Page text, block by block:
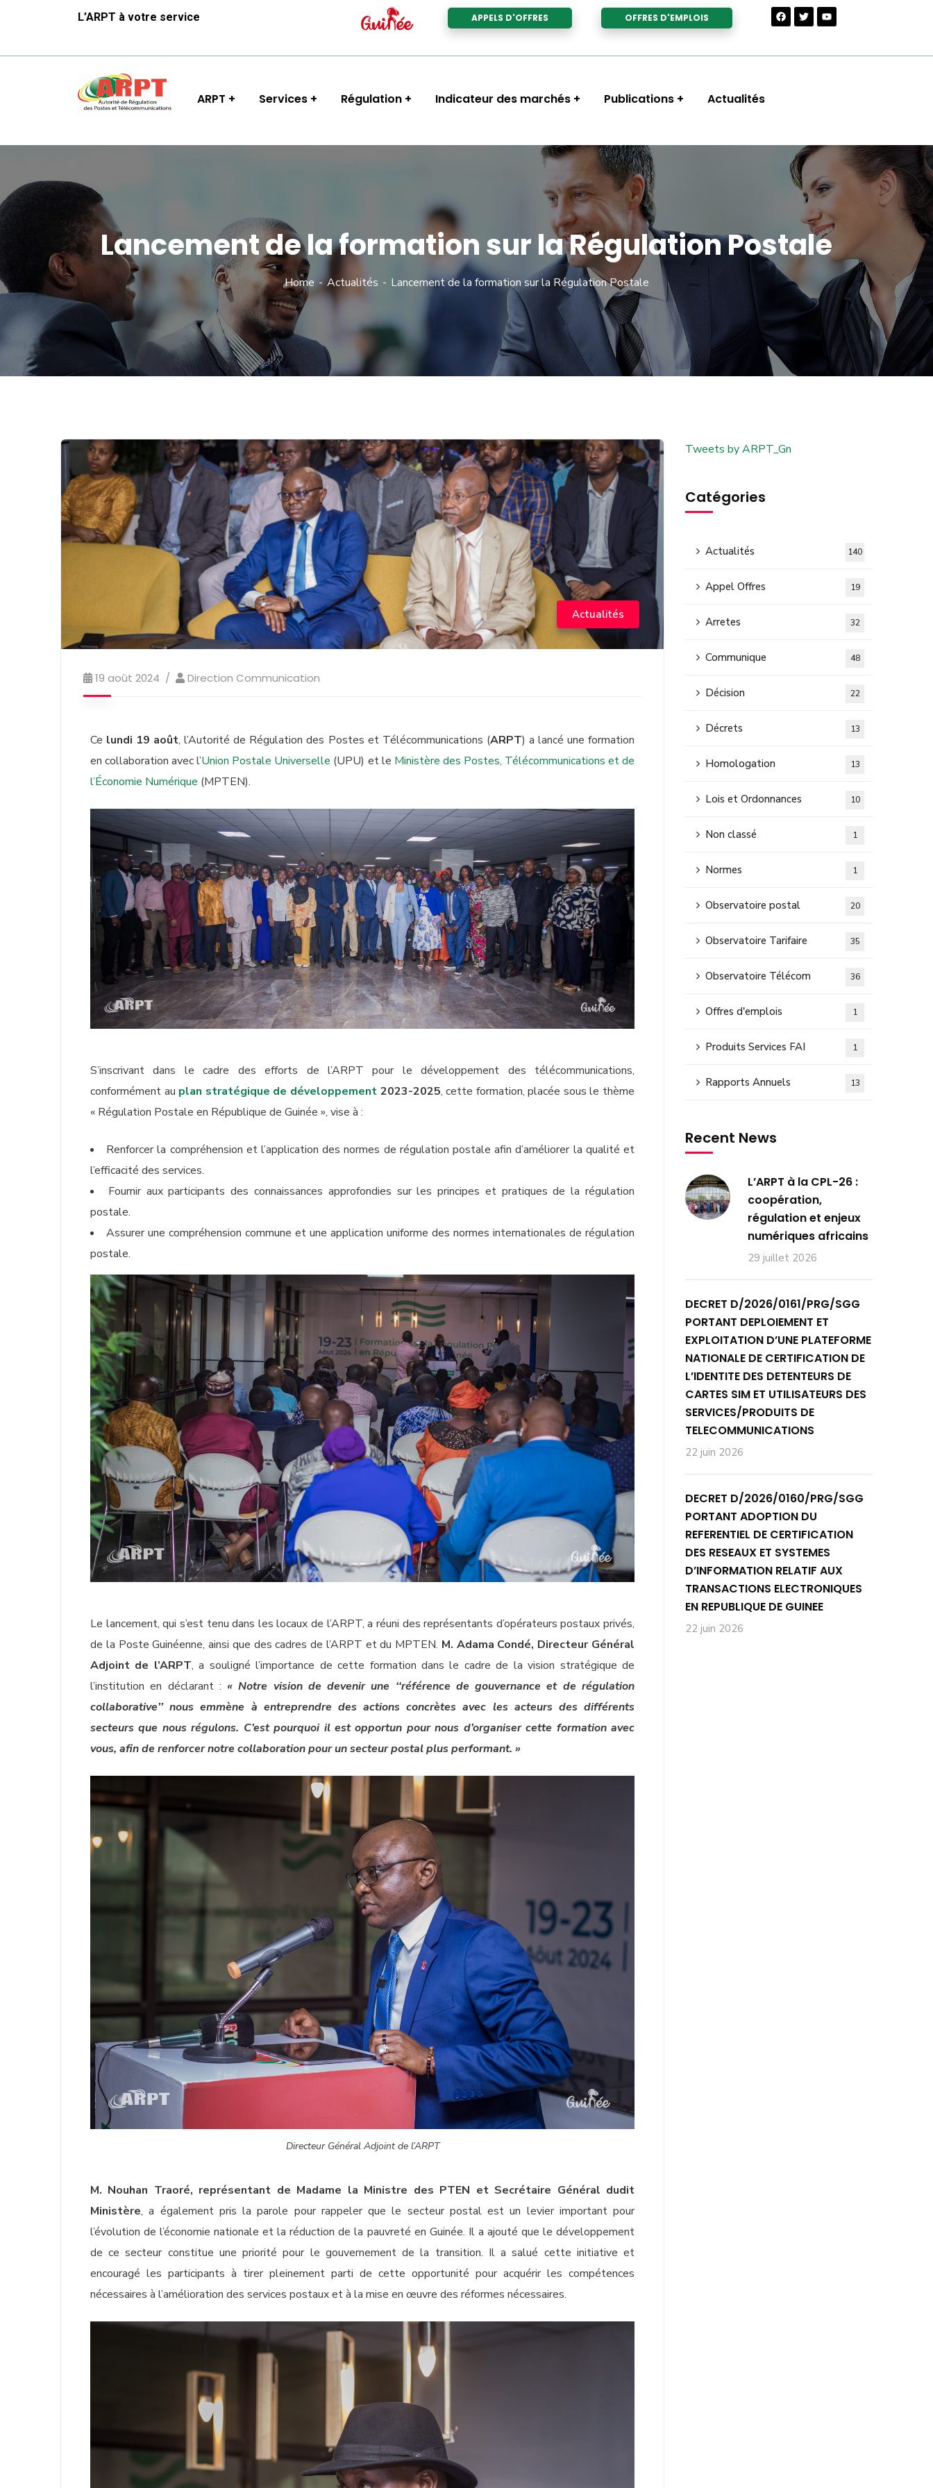
L’ARPT à votre service APPELS D'OFFRES OFFRES D'EMPLOIS
ARPT Services Régulation Indicateur des marchés Publications Actualités
Lancement de la formation sur la Régulation Postale
Home Actualités Lancement de la formation sur la Régulation Postale
Actualités
19 août 2024 Direction Communication
Ce lundi 19 août, l’Autorité de Régulation des Postes et Télécommunications (ARPT) a lancé une formation
en collaboration avec l’Union Postale Universelle (UPU) et le Ministère des Postes, Télécommunications et de
l’Économie Numérique (MPTEN).
S’inscrivant dans le cadre des efforts de l’ARPT pour le développement des télécommunications,
conformément au plan stratégique de développement2023-2025, cette formation, placée sous le thème
« Régulation Postale en République de Guinée », vise à :
Renforcer la compréhension et l’application des normes de régulation postale afin d’améliorer la qualité et
l’efficacité des services.
Fournir aux participants des connaissances approfondies sur les principes et pratiques de la régulation
postale.
Assurer une compréhension commune et une application uniforme des normes internationales de régulation
postale.
Le lancement, qui s’est tenu dans les locaux de l’ARPT, a réuni des représentants d’opérateurs postaux privés,
de la Poste Guinéenne, ainsi que des cadres de l’ARPT et du MPTEN. M. Adama Condé, Directeur Général
Adjoint de l’ARPT, a souligné l’importance de cette formation dans le cadre de la vision stratégique de
l’institution en déclarant : « Notre vision de devenir une ‘‘référence de gouvernance et de régulation
collaborative’’ nous emmène à entreprendre des actions concrètes avec les acteurs des différents
secteurs que nous régulons. C’est pourquoi il est opportun pour nous d’organiser cette formation avec
vous, afin de renforcer notre collaboration pour un secteur postal plus performant. »
Directeur Général Adjoint de l’ARPT
M. Nouhan Traoré, représentant de Madame la Ministre des PTEN et Secrétaire Général dudit
Ministère, a également pris la parole pour rappeler que le secteur postal est un levier important pour
l’évolution de l’économie nationale et la réduction de la pauvreté en Guinée. Il a ajouté que le développement
de ce secteur constitue une priorité pour le gouvernement de la transition. Il a salué cette initiative et
encouragé les participants à tirer pleinement parti de cette opportunité pour acquérir les compétences
nécessaires à l’amélioration des services postaux et à la mise en œuvre des réformes nécessaires.
Tweets by ARPT_Gn
Catégories
Actualités 140
Appel Offres 19
Arretes 32
Communique 48
Décision 22
Décrets 13
Homologation 13
Lois et Ordonnances 10
Non classé 1
Normes 1
Observatoire postal 20
Observatoire Tarifaire 35
Observatoire Télécom 36
Offres d'emplois 1
Produits Services FAI 1
Rapports Annuels 13
Recent News
L’ARPT à la CPL-26 :
coopération,
régulation et enjeux
numériques africains
29 juillet 2026
DECRET D/2026/0161/PRG/SGG
PORTANT DEPLOIEMENT ET
EXPLOITATION D’UNE PLATEFORME
NATIONALE DE CERTIFICATION DE
L’IDENTITE DES DETENTEURS DE
CARTES SIM ET UTILISATEURS DES
SERVICES/PRODUITS DE
TELECOMMUNICATIONS
22 juin 2026
DECRET D/2026/0160/PRG/SGG
PORTANT ADOPTION DU
REFERENTIEL DE CERTIFICATION
DES RESEAUX ET SYSTEMES
D’INFORMATION RELATIF AUX
TRANSACTIONS ELECTRONIQUES
EN REPUBLIQUE DE GUINEE
22 juin 2026